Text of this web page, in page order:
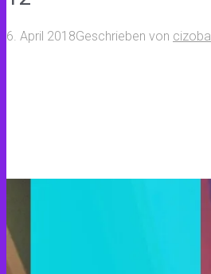
6. April 2018Geschrieben von cizoba